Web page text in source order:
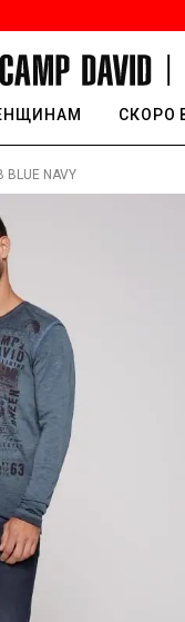
СКОРО
NAVY